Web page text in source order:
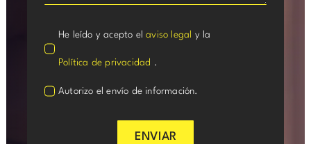
He leído y acepto elaviso legal y la
Política de privacidad .
Autorizo el envío de información.
ENVIAR